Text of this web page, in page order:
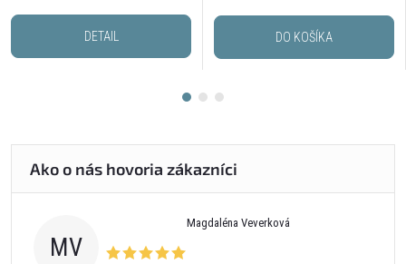
DETAIL DO KOŠÍKA
MV
Magdaléna Veverková